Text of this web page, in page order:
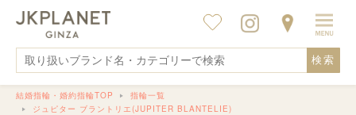
検索
結婚指輪・婚約指輪TOP
指輪一覧
ジュピター ブラントリエ(JUPITER BLANTELIE)